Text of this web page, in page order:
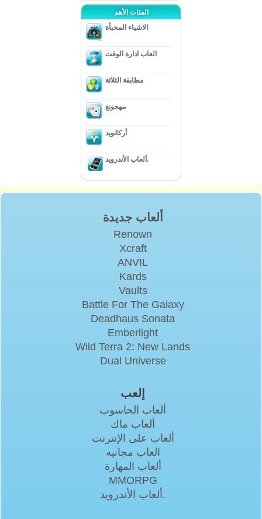
الفئات الأهم
الاشياء المخبأة
العاب ادارة الوقت
مطابقة الثلاثة
مهجونغ
أركانويد
ألعاب الأندرويد.
ألعاب جديدة
Renown
Xcraft
ANVIL
Kards
Vaults
Battle For The Galaxy
Deadhaus Sonata
Emberlight
Wild Terra 2: New Lands
Dual Universe
إلعب
ألعاب الحاسوب
ألعاب ماك
ألعاب على الإنترنت
العاب مجانيه
ألعاب المهارة
MMORPG
ألعاب الأندرويد.